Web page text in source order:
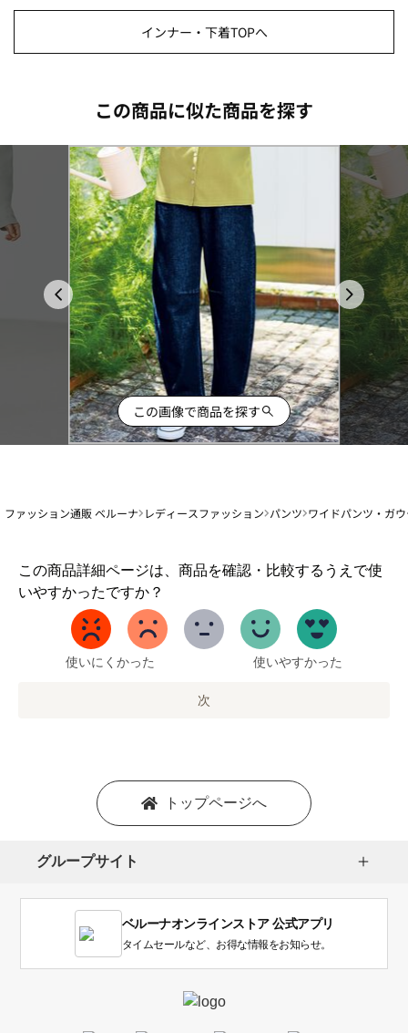
インナー・下着TOPへ
この商品に似た商品を探す
この画像で商品を探す
ファッション通販 ベルーナ レディースファッション パンツ ワイドパンツ・ガ
この商品詳細ページは、商品を確認・比較するうえで使
いやすかったですか？
1
か
い
使いにくかった 使いやすかった
次
トップページへ
グループサイト
ベルーナオンラインストア 公式アプリ
タイムセールなど、お得な情報をお知らせ。